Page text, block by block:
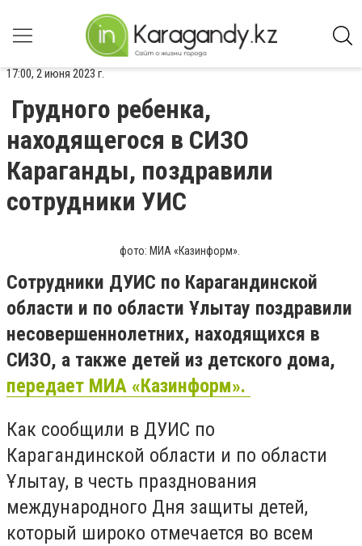
17:00, 2 июня 2023 г.
Грудного ребенка,
находящегося в СИЗО
Караганды, поздравили
сотрудники УИС
фото: МИА «Казинформ».
Сотрудники ДУИС по Карагандинской
области и по области Ұлытау поздравили
несовершеннолетних, находящихся в
СИЗО, а также детей из детского дома,
передает МИА «Казинформ».
Как сообщили в ДУИС по
Карагандинской области и по области
Ұлытау, в честь празднования
международного Дня защиты детей,
который широко отмечается во всем